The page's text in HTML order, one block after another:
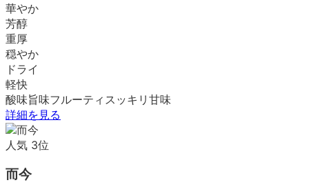
華やか
芳醇
重厚
穏やか
ドライ
軽快
酸味旨味フルーティ スッキリ 甘味
詳細を見る
人気 3位
而今